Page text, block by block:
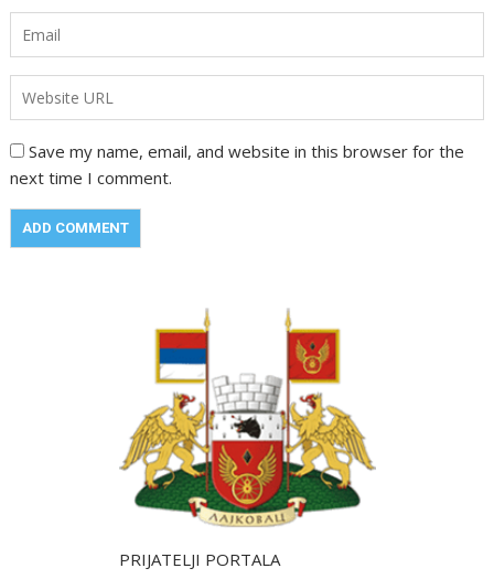
Save my name, email, and website in this browser for the
next time I comment.
PRIJATELJI PORTALA